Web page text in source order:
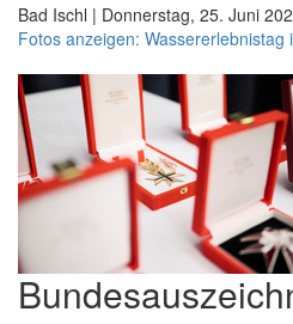
Bad Ischl | Donnerstag, 25. Juni
Fotos anzeigen: Wassererlebnistag